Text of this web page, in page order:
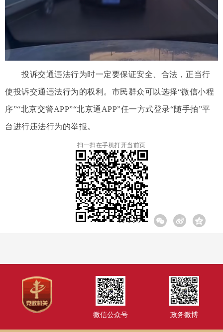
投诉交通违法行为时一定要保证安全、合法，正当行
使投诉交通违法行为的权利。市民群众可以选择“微信小程
序”“北京交警APP”“北京通APP”任一方式登录“随手拍”平
台进行违法行为的举报。
扫一扫在手机打开当前页
分享到:
微信公众号 政务微博